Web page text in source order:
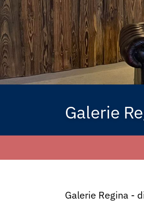
Galerie
Galerie Regina -